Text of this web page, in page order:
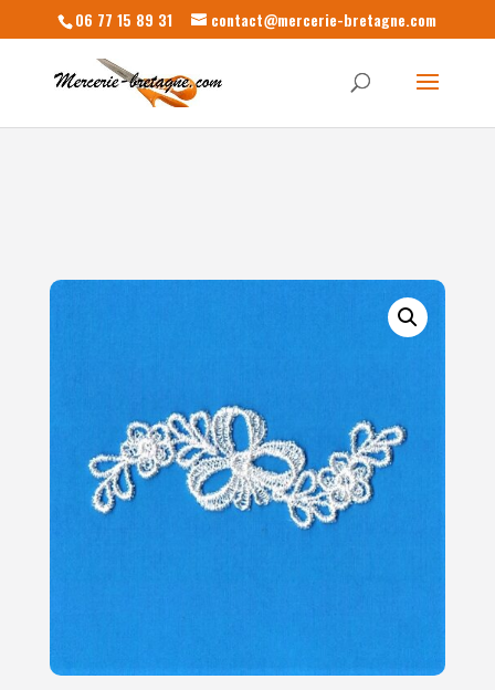
06 77 15 89 31 contact@mercerie-bretagne.com